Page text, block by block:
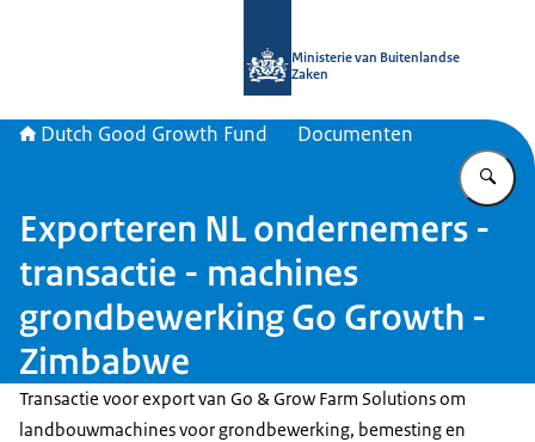
Ministerie van Buitenlandse
Zaken
Dutch Good Growth Fund Documenten
Exporteren NL ondernemers -
transactie - machines
grondbewerking Go Growth -
Zimbabwe
Transactie voor export van Go & Grow Farm Solutions om
landbouwmachines voor grondbewerking, bemesting en